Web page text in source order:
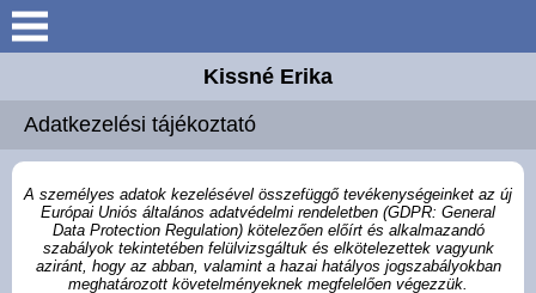
Vendégház
Árak
Galéria
Kissné Erika
Adatkezelési tájékoztató
A személyes adatok kezelésével összefüggő tevékenységeinket az új
Európai Uniós általános adatvédelmi rendeletben (GDPR: General
Data Protection Regulation) kötelezően előírt és alkalmazandó
szabályok tekintetében felülvizsgáltuk és elkötelezettek vagyunk
aziránt, hogy az abban, valamint a hazai hatályos jogszabályokban
meghatározott követelményeknek megfelelően végezzük.